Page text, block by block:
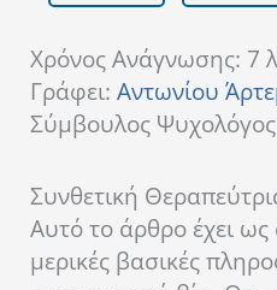
Χρόνος Ανάγνωσης: 7
Γράφει: Αντωνίου
Σύμβουλος Ψυχολόγος
Συνθετική
Αυτό το άρθρο έχει
μερικές βασικές